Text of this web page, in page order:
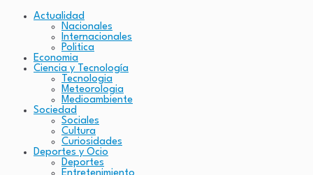
Actualidad
Nacionales
Internacionales
Politica
Economia
Ciencia y Tecnología
Tecnologia
Meteorologia
Medioambiente
Sociedad
Sociales
Cultura
Curiosidades
Deportes y Ocio
Deportes